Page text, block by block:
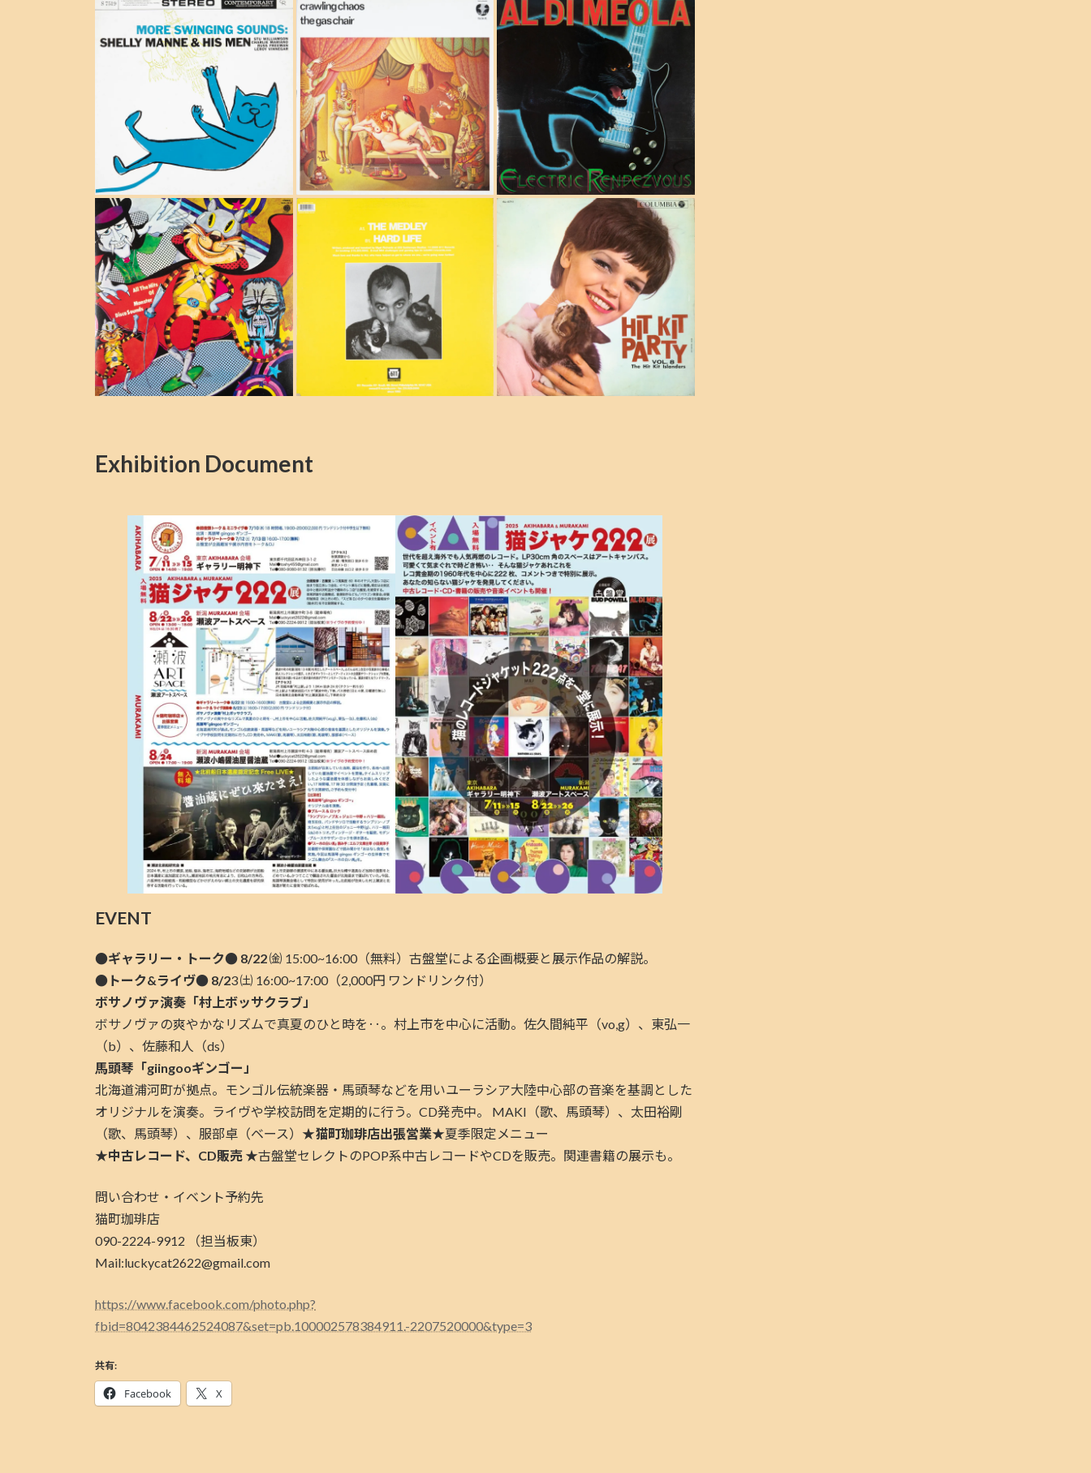
Exhibition Document
EVENT
●ギャラリー・トーク● 8/22㈮ 15:00~16:00（無料）古盤堂による企画概要と展示作品の解説。
●トーク&ライヴ● 8/23 ㈯ 16:00~17:00（2,000円 ワンドリンク付）
ボサノヴァ演奏「村上ボッサクラブ」
ボサノヴァの爽やかなリズムで真夏のひと時を‥。村上市を中心に活動。佐久間純平（vo,g）、東弘一
（b）、佐藤和人（ds）
馬頭琴「giingooギンゴー」
北海道浦河町が拠点。モンゴル伝統楽器・馬頭琴などを用いユーラシア大陸中心部の音楽を基調とした
オリジナルを演奏。ライヴや学校訪問を定期的に行う。CD発売中。 MAKI（歌、馬頭琴）、太田裕剛
（歌、馬頭琴）、服部卓（ベース） ★猫町珈琲店出張営業★夏季限定メニュー
★中古レコード、CD販売 ★古盤堂セレクトのPOP系中古レコードやCDを販売。関連書籍の展示も。
問い合わせ・イベント予約先
猫町珈琲店
090-2224-9912 （担当板東）
Mail:luckycat2622@gmail.com
https://www.facebook.com/photo.php?
fbid=8042384462524087&set=pb.100002578384911.-2207520000&type=3
共有:
Facebook X